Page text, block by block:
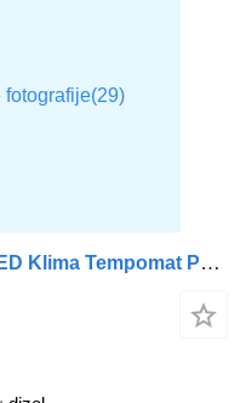
Renault Master 135PK L3H2 LED Klima Tempomat Parkensensoren Euro6 L3 A/C